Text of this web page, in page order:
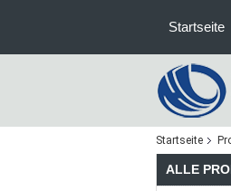
Startseite
Startseite
ALLE